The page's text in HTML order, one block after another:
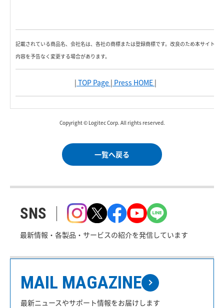
記載されている商品名、会社名は、各社の商標または登録商標です。改良のため本サイト
内容を予告なく変更する場合があります。
| TOP Page | Press HOME |
Copyright © Logitec Corp. All rights reserved.
一覧へ戻る
SNS
最新情報・各製品・サービスの紹介を発信しています
MAIL MAGAZINE
最新ニュースやサポート情報をお届けします